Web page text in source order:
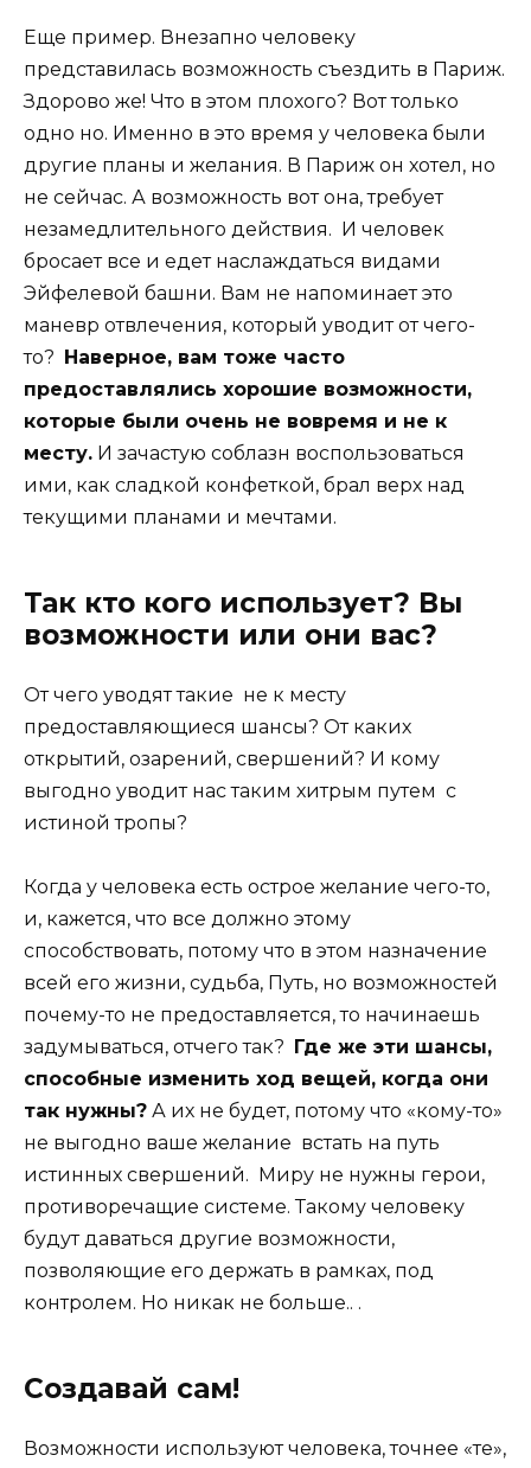
Еще пример. Внезапно человеку
представилась возможность съездить в Париж.
Здорово же! Что в этом плохого? Вот только
одно но. Именно в это время у человека были
другие планы и желания. В Париж он хотел, но
не сейчас. А возможность вот она, требует
незамедлительного действия. И человек
бросает все и едет наслаждаться видами
Эйфелевой башни. Вам не напоминает это
маневр отвлечения, который уводит от чего-
то?
Наверное, вам тоже часто
предоставлялись хорошие возможности,
которые были очень не вовремя и не к
месту. И зачастую соблазн воспользоваться
ими, как сладкой конфеткой, брал верх над
текущими планами и мечтами.
Так кто кого использует? Вы
возможности или они вас?
От чего уводят такие не к месту
предоставляющиеся шансы? От каких
открытий, озарений, свершений? И кому
выгодно уводит нас таким хитрым путем с
истиной тропы?
Когда у человека есть острое желание чего-то,
и, кажется, что все должно этому
способствовать, потому что в этом назначение
всей его жизни, судьба, Путь, но возможностей
почему-то не предоставляется, то начинаешь
задумываться, отчего так?
Где же эти шансы,
способные изменить ход вещей, когда они
так нужны? А их не будет, потому что «кому-то»
не выгодно ваше желание встать на путь
истинных свершений. Миру не нужны герои,
противоречащие системе. Такому человеку
будут даваться другие возможности,
позволяющие его держать в рамках, под
контролем. Но никак не больше.. .
Создавай сам!
Возможности используют человека, точнее «те»,